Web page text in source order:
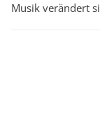
Musik verändert